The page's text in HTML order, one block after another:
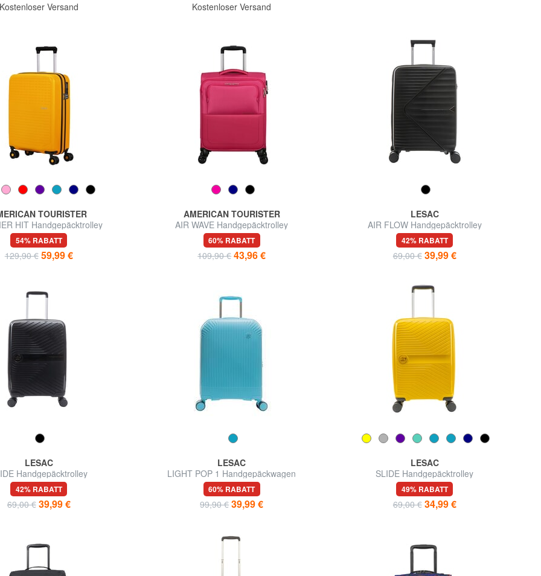
Versand Kostenloser Versand
TOURISTER
HIT Handgepäcktrolley
54% RABATT
129,90 € 59,99 €
AMERICAN TOURISTER
AIR WAVE Handgepäcktrolley
60% RABATT
109,90 € 43,96 €
LESAC
AIR FLOW Handgepäcktrolley
42% RABATT
69,00 € 39,99 €
LESAC
Handgepäcktrolley
42% RABATT
69,00 € 39,99 €
LESAC
LIGHT POP 1 Handgepäckwagen
60% RABATT
99,90 € 39,99 €
LESAC
SLIDE Handgepäcktrolley
49% RABATT
69,00 € 34,99 €